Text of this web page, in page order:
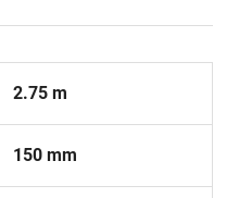
2.75 m
150 mm